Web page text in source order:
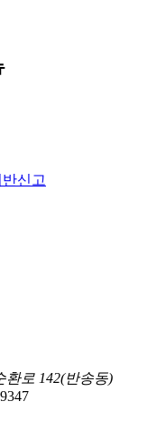
신고
환로 142(반송동)